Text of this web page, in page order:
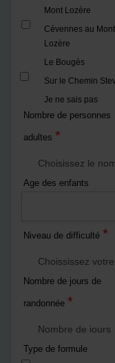
Mont Lozère
Cévennes au Mont
Lozère
Le Bougès
Sur le Chemin
Je ne sais pas
Nombre de personnes
adultes *
Age des enfants
Niveau de difficulté *
Nombre de jours de
randonnée *
Type de formule